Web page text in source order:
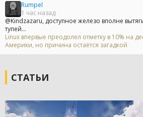
Rumpel
1 час назад
@Kindzazaru, доступное железо вполне
тупей...
Linux впервые преодолел отметку в 10% на
Америки, но причина остаётся загадкой
СТАТЬИ